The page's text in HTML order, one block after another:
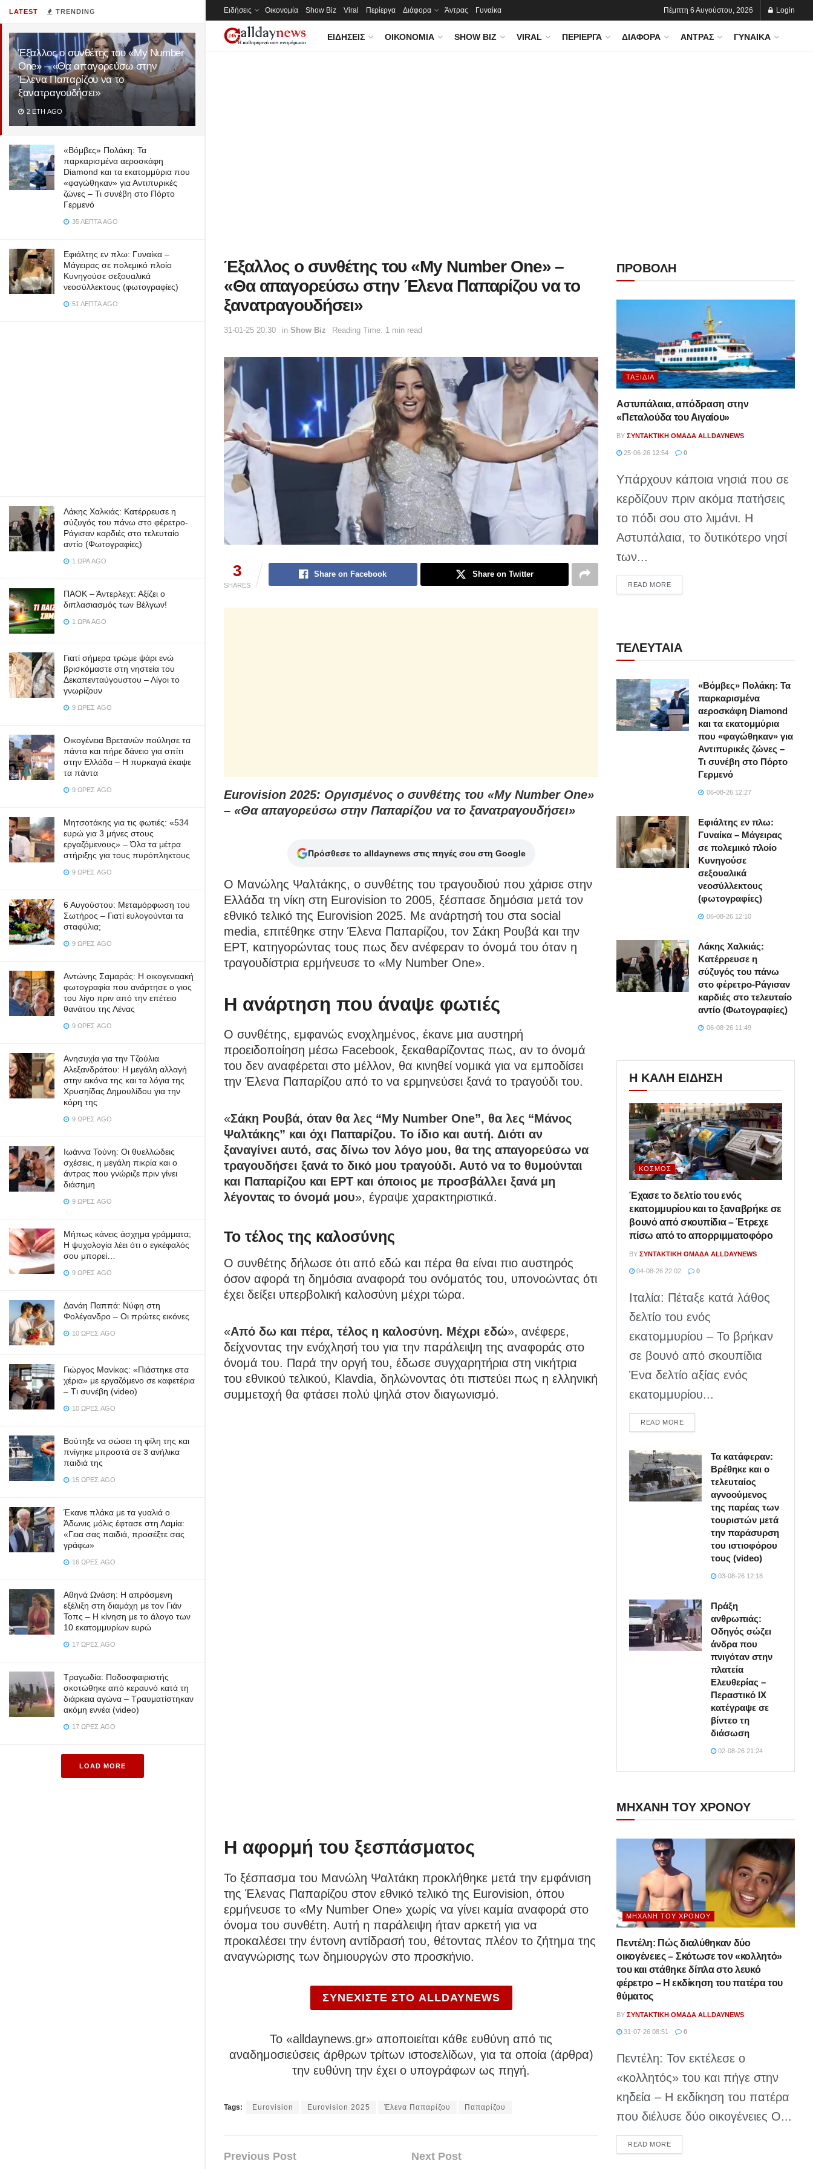
LATEST TRENDING
Έξαλλος ο συνθέτης του «My Number
One» – «Θα απαγορεύσω στην
Έλενα Παπαρίζου να το
ξανατραγουδήσει»
2 ΈΤΗ AGO
«Βόμβες» Πολάκη: Τα
παρκαρισμένα αεροσκάφη
Diamond και τα εκατομμύρια που
«φαγώθηκαν» για Αντιπυρικές
ζώνες – Τι συνέβη στο Πόρτο
Γερμενό
35 ΛΕΠΤΆ AGO
Εφιάλτης εν πλω: Γυναίκα –
Μάγειρας σε πολεμικό πλοίο
Κυνηγούσε σεξουαλικά
νεοσύλλεκτους (φωτογραφίες)
51 ΛΕΠΤΆ AGO
Λάκης Χαλκιάς: Κατέρρευσε η
σύζυγός του πάνω στο φέρετρο-
Ράγισαν καρδιές στο τελευταίο
αντίο (Φωτογραφίες)
1 ΏΡΑ AGO
ΠΑΟΚ – Άντερλεχτ: Αξίζει ο
διπλασιασμός των Βέλγων!
1 ΏΡΑ AGO
Γιατί σήμερα τρώμε ψάρι ενώ
βρισκόμαστε στη νηστεία του
Δεκαπενταύγουστου – Λίγοι το
γνωρίζουν
9 ΏΡΕΣ AGO
Οικογένεια Βρετανών πούλησε τα
πάντα και πήρε δάνειο για σπίτι
στην Ελλάδα – Η πυρκαγιά έκαψε
τα πάντα
9 ΏΡΕΣ AGO
Μητσοτάκης για τις φωτιές: «534
ευρώ για 3 μήνες στους
εργαζόμενους» – Όλα τα μέτρα
στήριξης για τους πυρόπληκτους
9 ΏΡΕΣ AGO
6 Αυγούστου: Μεταμόρφωση του
Σωτήρος – Γιατί ευλογούνται τα
σταφύλια;
9 ΏΡΕΣ AGO
Αντώνης Σαμαράς: Η οικογενειακή
φωτογραφία που ανάρτησε ο γιος
του λίγο πριν από την επέτειο
θανάτου της Λένας
9 ΏΡΕΣ AGO
Ανησυχία για την Τζούλια
Αλεξανδράτου: Η μεγάλη αλλαγή
στην εικόνα της και τα λόγια της
Χρυσηίδας Δημουλίδου για την
κόρη της
9 ΏΡΕΣ AGO
Ιωάννα Τούνη: Οι θυελλώδεις
σχέσεις, η μεγάλη πικρία και ο
άντρας που γνώριζε πριν γίνει
διάσημη
9 ΏΡΕΣ AGO
Μήπως κάνεις άσχημα γράμματα;
Η ψυχολογία λέει ότι ο εγκέφαλός
σου μπορεί…
9 ΏΡΕΣ AGO
Δανάη Παππά: Νύφη στη
Φολέγανδρο – Οι πρώτες εικόνες
10 ΏΡΕΣ AGO
Γιώργος Μανίκας: «Πιάστηκε στα
χέρια» με εργαζόμενο σε καφετέρια
– Tι συνέβη (video)
10 ΏΡΕΣ AGO
Βούτηξε να σώσει τη φίλη της και
πνίγηκε μπροστά σε 3 ανήλικα
παιδιά της
15 ΏΡΕΣ AGO
Έκανε πλάκα με τα γυαλιά ο
Άδωνις μόλις έφτασε στη Λαμία:
«Γεια σας παιδιά, προσέξτε σας
γράφω»
16 ΏΡΕΣ AGO
Αθηνά Ωνάση: Η απρόσμενη
εξέλιξη στη διαμάχη με τον Γιάν
Τοπς – Η κίνηση με το άλογο των
10 εκατομμυρίων ευρώ
17 ΏΡΕΣ AGO
Τραγωδία: Ποδοσφαιριστής
σκοτώθηκε από κεραυνό κατά τη
διάρκεια αγώνα – Τραυματίστηκαν
ακόμη εννέα (video)
17 ΏΡΕΣ AGO
LOAD MORE
Ειδήσεις Οικονομία Show Biz Viral Περίεργα Διάφορα Άντρας Γυναίκα Πέμπτη 6 Αυγούστου, 2026 Login
ΕΙΔΉΣΕΙΣ ΟΙΚΟΝΟΜΊΑ SHOW BIZ VIRAL ΠΕΡΊΕΡΓΑ ΔΙΆΦΟΡΑ ΆΝΤΡΑΣ ΓΥΝΑΊΚΑ
Έξαλλος ο συνθέτης του «My Number One» –
«Θα απαγορεύσω στην Έλενα Παπαρίζου να το
ξανατραγουδήσει»
31-01-25 20:30 in Show Biz Reading Time: 1 min read
3
SHARES
Share on Facebook Share on Twitter
Eurovision 2025: Οργισμένος ο συνθέτης του «My Number One»
– «Θα απαγορεύσω στην Παπαρίζου να το ξανατραγουδήσει»
Πρόσθεσε το alldaynews στις πηγές σου στη Google
Ο Μανώλης Ψαλτάκης, ο συνθέτης του τραγουδιού που χάρισε στην
Ελλάδα τη νίκη στη Eurovision το 2005, ξέσπασε δημόσια μετά τον
εθνικό τελικό της Eurovision 2025. Με ανάρτησή του στα social
media, επιτέθηκε στην Έλενα Παπαρίζου, τον Σάκη Ρουβά και την
ΕΡΤ, κατηγορώντας τους πως δεν ανέφεραν το όνομά του όταν η
τραγουδίστρια ερμήνευσε το «My Number One».
Η ανάρτηση που άναψε φωτιές
Ο συνθέτης, εμφανώς ενοχλημένος, έκανε μια αυστηρή
προειδοποίηση μέσω Facebook, ξεκαθαρίζοντας πως, αν το όνομά
του δεν αναφέρεται στο μέλλον, θα κινηθεί νομικά για να εμποδίσει
την Έλενα Παπαρίζου από το να ερμηνεύσει ξανά το τραγούδι του.
«Σάκη Ρουβά, όταν θα λες “My Number One”, θα λες “Μάνος
Ψαλτάκης” και όχι Παπαρίζου. Το ίδιο και αυτή. Διότι αν
ξαναγίνει αυτό, σας δίνω τον λόγο μου, θα της απαγορεύσω να
τραγουδήσει ξανά το δικό μου τραγούδι. Αυτό να το θυμούνται
και Παπαρίζου και ΕΡΤ και όποιος με προσβάλλει ξανά μη
λέγοντας το όνομά μου», έγραψε χαρακτηριστικά.
Το τέλος της καλοσύνης
Ο συνθέτης δήλωσε ότι από εδώ και πέρα θα είναι πιο αυστηρός
όσον αφορά τη δημόσια αναφορά του ονόματός του, υπονοώντας ότι
έχει δείξει υπερβολική καλοσύνη μέχρι τώρα.
«Από δω και πέρα, τέλος η καλοσύνη. Μέχρι εδώ», ανέφερε,
δείχνοντας την ενόχλησή του για την παράλειψη της αναφοράς στο
όνομά του. Παρά την οργή του, έδωσε συγχαρητήρια στη νικήτρια
του εθνικού τελικού, Klavdia, δηλώνοντας ότι πιστεύει πως η ελληνική
συμμετοχή θα φτάσει πολύ ψηλά στον διαγωνισμό.
Η αφορμή του ξεσπάσματος
Το ξέσπασμα του Μανώλη Ψαλτάκη προκλήθηκε μετά την εμφάνιση
της Έλενας Παπαρίζου στον εθνικό τελικό της Eurovision, όπου
ερμήνευσε το «My Number One» χωρίς να γίνει καμία αναφορά στο
όνομα του συνθέτη. Αυτή η παράλειψη ήταν αρκετή για να
προκαλέσει την έντονη αντίδρασή του, θέτοντας πλέον το ζήτημα της
αναγνώρισης των δημιουργών στο προσκήνιο.
ΣΥΝΕΧΙΣΤΕ ΣΤΟ ALLDAYNEWS
To «alldaynews.gr» αποποιείται κάθε ευθύνη από τις
αναδημοσιεύσεις άρθρων τρίτων ιστοσελίδων, για τα οποία (άρθρα)
την ευθύνη την έχει ο υπογράφων ως πηγή.
Tags: Eurovision Eurovision 2025 Έλενα Παπαρίζου Παπαρίζου
Previous Post Next Post
ΠΡΟΒΟΛΗ
ΤΑΞΊΔΙΑ
Αστυπάλαια, απόδραση στην
«Πεταλούδα του Αιγαίου»
BY ΣΥΝΤΑΚΤΙΚΉ ΟΜΆΔΑ ALLDAYNEWS
25-06-26 12:54 0
Υπάρχουν κάποια νησιά που σε
κερδίζουν πριν ακόμα πατήσεις
το πόδι σου στο λιμάνι. Η
Αστυπάλαια, το δυτικότερο νησί
των...
READ MOREDETAILS
ΤΕΛΕΥΤΑΙΑ
«Βόμβες» Πολάκη: Τα
παρκαρισμένα
αεροσκάφη Diamond
και τα εκατομμύρια
που «φαγώθηκαν» για
Αντιπυρικές ζώνες –
Τι συνέβη στο Πόρτο
Γερμενό
06-08-26 12:27
Εφιάλτης εν πλω:
Γυναίκα – Μάγειρας
σε πολεμικό πλοίο
Κυνηγούσε
σεξουαλικά
νεοσύλλεκτους
(φωτογραφίες)
06-08-26 12:10
Λάκης Χαλκιάς:
Κατέρρευσε η
σύζυγός του πάνω
στο φέρετρο-Ράγισαν
καρδιές στο τελευταίο
αντίο (Φωτογραφίες)
06-08-26 11:49
Η ΚΑΛΗ ΕΙΔΗΣΗ
ΚΌΣΜΟΣ
Έχασε το δελτίο του ενός
εκατομμυρίου και το ξαναβρήκε σε
βουνό από σκουπίδια – Έτρεχε
πίσω από το απορριμματοφόρο
BY ΣΥΝΤΑΚΤΙΚΉ ΟΜΆΔΑ ALLDAYNEWS
04-08-26 22:02 0
Ιταλία: Πέταξε κατά λάθος
δελτίο του ενός
εκατομμυρίου – Το βρήκαν
σε βουνό από σκουπίδια
Ένα δελτίο αξίας ενός
εκατομμυρίου...
READ MOREDETAILS
Τα κατάφεραν:
Βρέθηκε και ο
τελευταίος
αγνοούμενος
της παρέας των
τουριστών μετά
την παράσυρση
του ιστιοφόρου
τους (video)
03-08-26 12:18
Πράξη
ανθρωπιάς:
Οδηγός σώζει
άνδρα που
πνιγόταν στην
πλατεία
Ελευθερίας –
Περαστικό ΙΧ
κατέγραψε σε
βίντεο τη
διάσωση
02-08-26 21:24
ΜΗΧΑΝΗ ΤΟΥ ΧΡΟΝΟΥ
ΜΗΧΑΝΉ ΤΟΥ ΧΡΌΝΟΥ
Πεντέλη: Πώς διαλύθηκαν δύο
οικογένειες – Σκότωσε τον «κολλητό»
του και στάθηκε δίπλα στο λευκό
φέρετρο – Η εκδίκηση του πατέρα του
θύματος
BY ΣΥΝΤΑΚΤΙΚΉ ΟΜΆΔΑ ALLDAYNEWS
31-07-26 08:51 0
Πεντέλη: Τον εκτέλεσε ο
«κολλητός» του και πήγε στην
κηδεία – Η εκδίκηση του πατέρα
που διέλυσε δύο οικογένειες Ο...
READ MOREDETAILS